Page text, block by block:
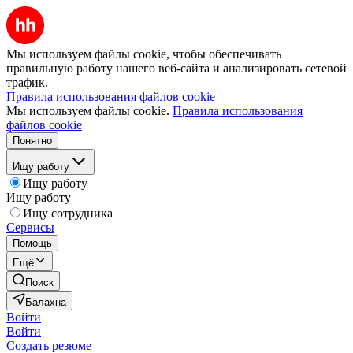
Мы используем файлы cookie, чтобы обеспечивать
правильную работу нашего веб-сайта и анализировать сетевой
трафик.
Правила использования файлов cookie
Мы используем файлы cookie. Правила использования
файлов cookie
Понятно
Ищу работу
Ищу работу
Ищу работу
Ищу сотрудника
Сервисы
Помощь
Ещё
Поиск
Балахна
Войти
Войти
Создать резюме